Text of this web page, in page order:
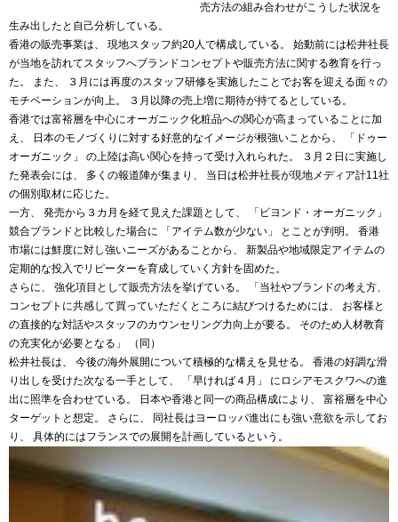
売方法の組み合わせがこうした状況を
生み出したと自己分析している。
香港の販売事業は、 現地スタッフ約20人で構成している。 始動前には松井社長
が当地を訪れてスタッフへブランドコンセプトや販売方法に関する教育を行っ
た。 また、 ３月には再度のスタッフ研修を実施したことでお客を迎える面々の
モチベーションが向上。 ３月以降の売上増に期待が持てるとしている。
香港では富裕層を中心にオーガニック化粧品への関心が高まっていることに加
え、 日本のモノづくりに対する好意的なイメージが根強いことから、 「ドゥー
オーガニック」 の上陸は高い関心を持って受け入れられた。 ３月２日に実施し
た発表会には、 多くの報道陣が集まり、 当日は松井社長が現地メディア計11社
の個別取材に応じた。
一方、 発売から３カ月を経て見えた課題として、 「ビヨンド・オーガニック」
競合ブランドと比較した場合に 「アイテム数が少ない」 とことが判明。 香港
市場には鮮度に対し強いニーズがあることから、 新製品や地域限定アイテムの
定期的な投入でリピーターを育成していく方針を固めた。
さらに、 強化項目として販売方法を挙げている。 「当社やブランドの考え方、
コンセプトに共感して買っていただくところに結びつけるためには、 お客様と
の直接的な対話やスタッフのカウンセリング力向上が要る。 そのため人材教育
の充実化が必要となる」 （同）
松井社長は、 今後の海外展開について積極的な構えを見せる。 香港の好調な滑
り出しを受けた次なる一手として、 「早ければ４月」 にロシアモスクワへの進
出に照準を合わせている。 日本や香港と同一の商品構成により、 富裕層を中心
ターゲットと想定。 さらに、 同社長はヨーロッパ進出にも強い意欲を示してお
り、 具体的にはフランスでの展開を計画しているという。